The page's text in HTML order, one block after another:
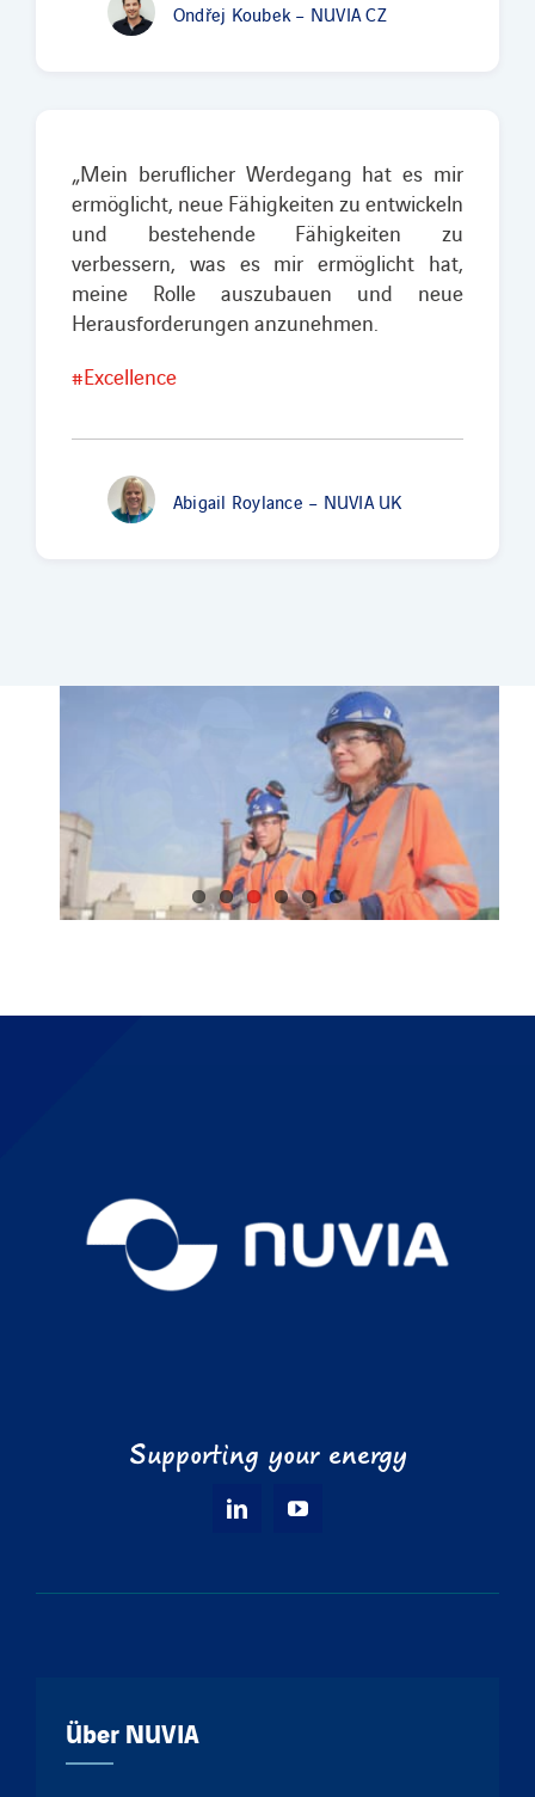
Ondřej Koubek – NUVIA CZ
„Mein beruflicher Werdegang hat es mir
ermöglicht, neue Fähigkeiten zu entwickeln
und bestehende Fähigkeiten zu
verbessern, was es mir ermöglicht hat,
meine Rolle auszubauen und neue
Herausforderungen anzunehmen.
#Excellence
Abigail Roylance – NUVIA UK
Supporting your energy
Über NUVIA